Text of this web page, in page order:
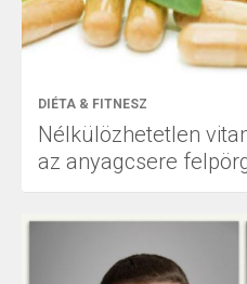
DIÉTA & FITNESZ
Nélkülözhetetlen
az anyagcsere